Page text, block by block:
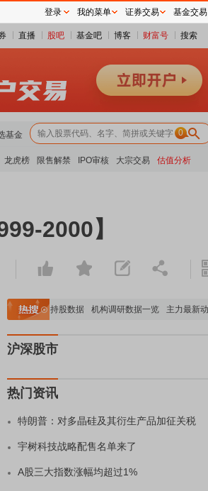
直播 股吧 基金吧 博客 财富号 搜索
基金 0
龙虎榜 限售解禁 IPO审核 大宗交易 估值分析
2000】
重要机构持股数据 机构调研数据一览 主力最新动向
沪深股市
热门资讯
特朗普：对多晶硅及其衍生产品加征关税
宇树科技战略配售名单来了
A股三大指数涨幅均超过1%
登录 我的菜单 证券交易 基金交易